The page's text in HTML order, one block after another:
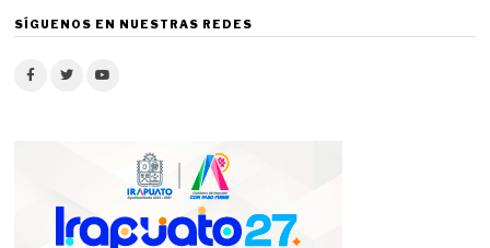
SÍGUENOS EN NUESTRAS REDES